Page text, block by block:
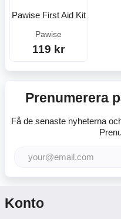
Pawise First Aid Kit
Pawise
119 kr
Prenumerera
Få de senaste nyheterna
Konto